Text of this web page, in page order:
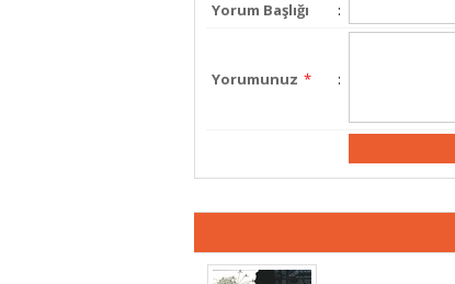
Yorum Başlığı :
Yorumunuz * :